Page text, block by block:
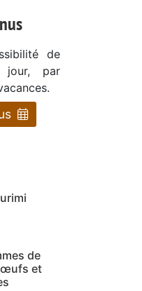
de
jour, par
de
œufs et